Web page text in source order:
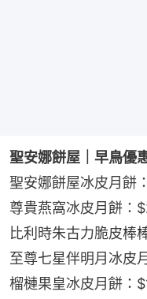
聖安娜餅屋｜早鳥優
聖安娜餅屋冰皮月餅
尊貴燕窩冰皮月餅：
比利時朱古力脆皮棒
至尊七星伴明月冰皮
榴槤果皇冰皮月餅：